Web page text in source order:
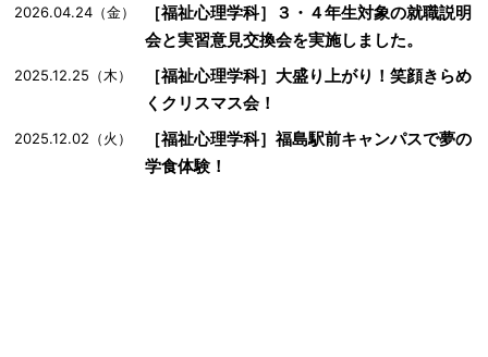
2026.04.24（金）
［福祉心理学科］３・４年生対象の就職説明
会と実習意見交換会を実施しました。
2025.12.25（木）
［福祉心理学科］大盛り上がり！笑顔きらめ
くクリスマス会！
2025.12.02（火）
［福祉心理学科］福島駅前キャンパスで夢の
学食体験！